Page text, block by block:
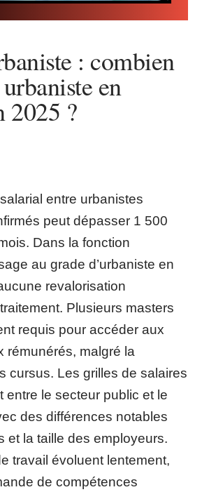
: combien
en
2025 ?
entre urbanistes
peut dépasser 1 500
Dans la fonction
au grade d’urbaniste en
revalorisation
Plusieurs masters
requis pour accéder aux
rémunérés, malgré la
cursus. Les grilles de salaires
entre le secteur public et le
des différences notables
et la taille des employeurs.
travail évoluent lentement,
de compétences